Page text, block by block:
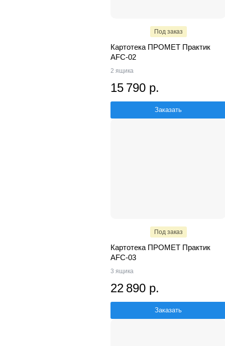
Под заказ
Картотека ПРОМЕТ Практик
AFC-02
2 ящика
15 790 р.
Заказать
Под заказ
Картотека ПРОМЕТ Практик
AFC-03
3 ящика
22 890 р.
Заказать